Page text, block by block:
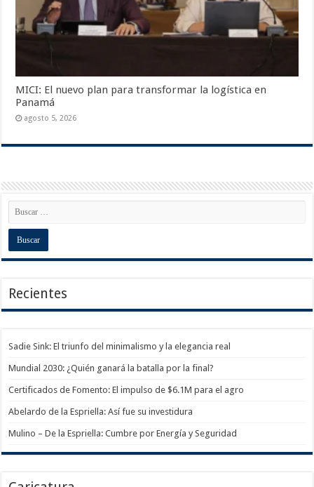
MICI: El nuevo plan para transformar la logística en
Panamá
agosto 5, 2026
Recientes
Sadie Sink: El triunfo del minimalismo y la elegancia real
Mundial 2030: ¿Quién ganará la batalla por la final?
Certificados de Fomento: El impulso de $6.1M para el agro
Abelardo de la Espriella: Así fue su investidura
Mulino – De la Espriella: Cumbre por Energía y Seguridad